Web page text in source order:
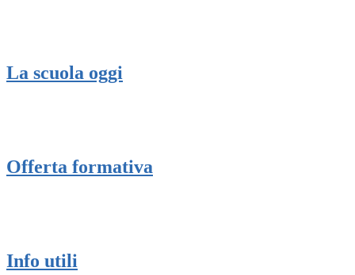
La scuola oggi
Offerta formativa
Info utili